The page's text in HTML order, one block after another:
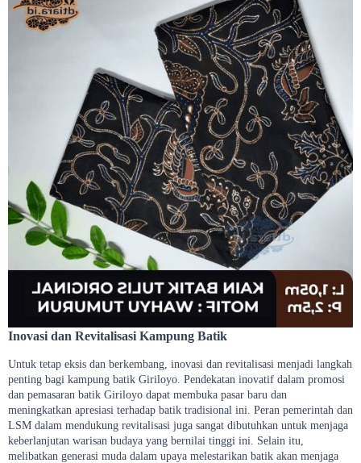
Inovasi dan Revitalisasi Kampung Batik
Untuk tetap eksis dan berkembang, inovasi dan revitalisasi menjadi langkah
penting bagi kampung batik Giriloyo. Pendekatan inovatif dalam promosi
dan pemasaran batik Giriloyo dapat membuka pasar baru dan
meningkatkan apresiasi terhadap batik tradisional ini. Peran pemerintah dan
LSM dalam mendukung revitalisasi juga sangat dibutuhkan untuk menjaga
keberlanjutan warisan budaya yang bernilai tinggi ini. Selain itu,
melibatkan generasi muda dalam upaya melestarikan batik akan menjaga